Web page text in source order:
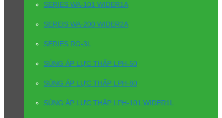
SERIES WA-101 WIDER1A
SEREIS WA-200 WIDER2A
SERIES RG-3L
SÚNG ÁP LỰC THẤP LPH-50
SÚNG ÁP LỰC THẤP LPH-80
SÚNG ÁP LỰC THẤP LPH-101 WIDER1L